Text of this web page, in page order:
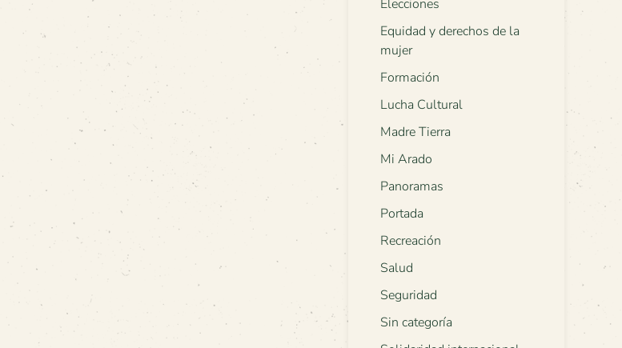
Elecciones
Equidad y derechos de la
mujer
Formación
Lucha Cultural
Madre Tierra
Mi Arado
Panoramas
Portada
Recreación
Salud
Seguridad
Sin categoría